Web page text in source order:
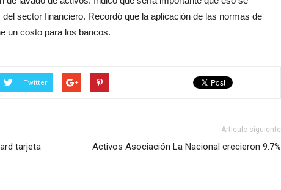
sector financiero. Recordó que la aplicación de las normas de
un costo para los bancos.
Twitter
tarjeta
Artículo siguiente
Activos Asociación La Nacional crecieron 9.7%